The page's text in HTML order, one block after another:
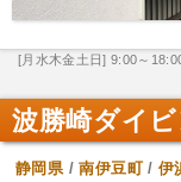
[月水木金土日] 9:00～
波勝崎ダイ
静岡県/南伊豆町/伊